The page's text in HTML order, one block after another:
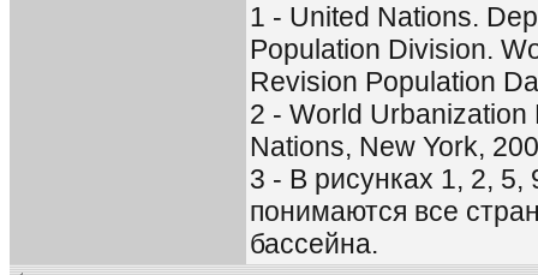
1 - United Nations.
Population Division.
Revision Population
2 - World
Nations, New York,
3 - В рисунках 1, 2, 5,
понимаются все
бассейна.